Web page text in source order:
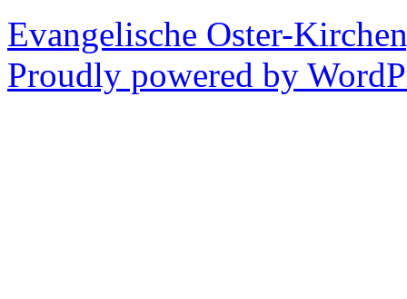
Evangelische Oster-
Proudly powered by